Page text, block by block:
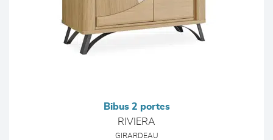
Bibus 2 portes
RIVIERA
GIRARDEAU